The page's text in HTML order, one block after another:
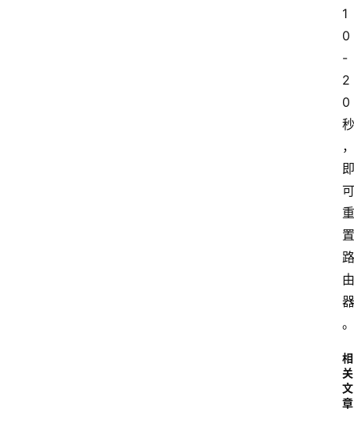
1
0
-
2
0
秒
，
即
可
重
置
路
由
器
。
相
关
文
章